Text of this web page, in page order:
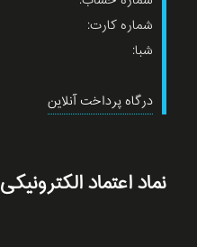
شماره کارت:
شبا:
درگاه پرداخت آنلاین
نماد اعتماد الکترونیکی